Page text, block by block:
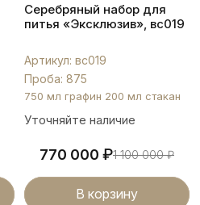
Серебряный набор для
питья «Эксклюзив», вс019
Артикул: вс019
Проба: 875
750 мл графин 200 мл стакан
Уточняйте наличие
770 000 ₽1 100 000₽
В корзину